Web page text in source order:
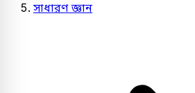
সাধারণ জ্ঞান